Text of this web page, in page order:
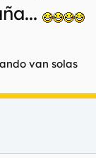
van solas